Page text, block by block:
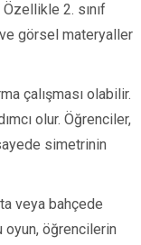
2. sınıf
görsel materyaller
çalışması olabilir.
olur. Öğrenciler,
simetrinin
veya bahçede
oyun, öğrencilerin